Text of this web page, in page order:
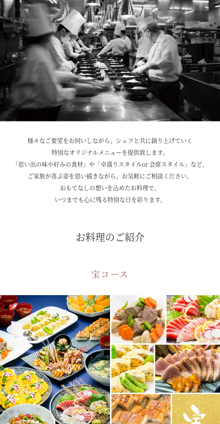
様々なご要望をお伺いしながら、シェフと共に創り上げていく
特別なオリジナルメニューを提供致します。
「思い出の味や好みの食材」や「卓盛りスタイルor 会席スタイル」など、
ご家族が喜ぶ姿を思い描きながら、お気軽にご相談ください。
おもてなしの想いを込めたお料理で、
いつまでも心に残る特別な日を彩ります。
お料理のご紹介
宝コース